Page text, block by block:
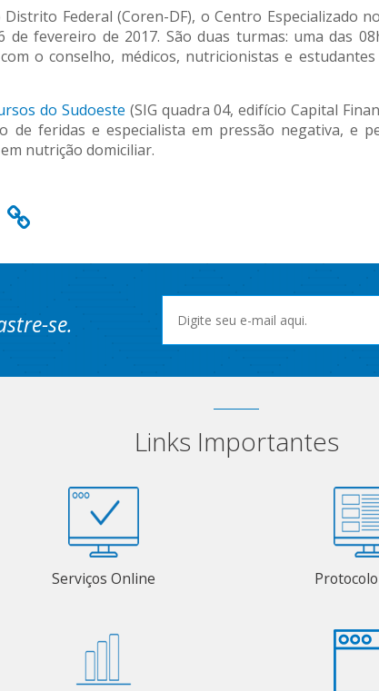
Federal (Coren-DF), o Centro Especializado
fevereiro de 2017. São duas turmas: uma das
o conselho, médicos, nutricionistas e
do Sudoeste (SIG quadra 04, edifício Capital
de feridas e especialista em pressão negativa, e
nutrição domiciliar.
se.
Links Importantes
Serviços Online